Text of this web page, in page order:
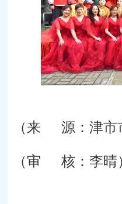
（来 源：津市
（审 核：李晴